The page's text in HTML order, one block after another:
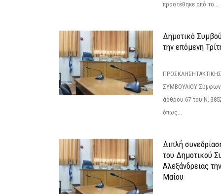
προστέθηκε από το...
Δημοτικό
την επόμενη
ΣΥΜΒΟΥΛΙΟΥ
άρθρου 67 του Ν.
όπως...
Διπλή
του Δημοτικού
Αλεξάνδρειας
Μαΐου